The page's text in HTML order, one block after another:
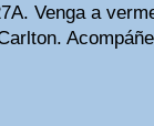
Venga a